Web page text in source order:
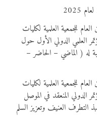
للجمعية العلمية لكليات
العلمي الدولي الأول حول
له ( الماضي – الحاضر –
للجمعية العلمية لكليات
الدولي المنعقد في الموصل
التطرف العنيف وتعزيز السلم